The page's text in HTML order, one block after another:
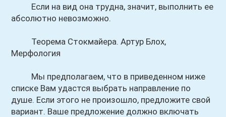
Если на вид она трудна, значит, выполнить ее
абсолютно невозможно.
Теорема Стокмайера. Артур Блох,
Мерфология
Мы предполагаем, что в приведенном ниже
списке Вам удастся выбрать направление по
душе. Если этого не произошло, предложите свой
вариант. Ваше предложение должно включать